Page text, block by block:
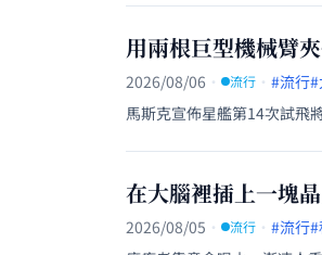
用兩根巨型機械臂
2026/08/06 · 流行 · #流行#
馬斯克宣佈星艦第14次試飛
在大腦裡插上一塊
2026/08/05 · 流行 · #流行#